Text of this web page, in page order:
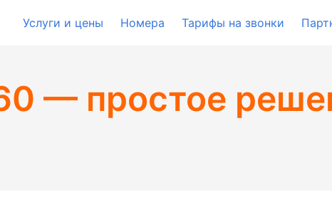
Услуги и цены Номера Тарифы на звонки
— простое